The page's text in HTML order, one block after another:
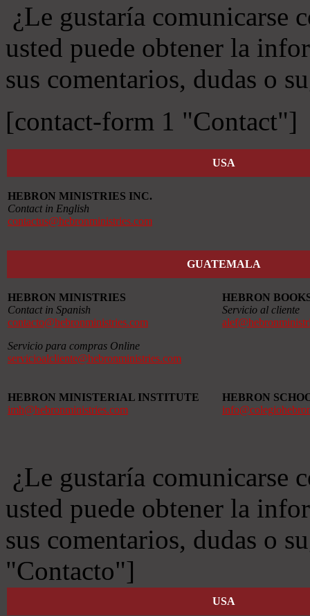
¿Le gustaría comunicarse
usted puede obtener la
sus comentarios, dudas o
[contact-form 1 "Contact"]
USA
HEBRON MINISTRIES INC.
Contact in English
contactus@hebronministries.com
GUATEMALA
HEBRON MINISTRIES
Contact in Spanish
contacto@hebronministries.com
Servicio para compras Online
servicioalcliente@hebronministries.com
HEBRON
Servicio al cliente
HEBRON MINISTERIAL INSTITUTE
imh@hebronministries.com
HEBRON
¿Le gustaría comunicarse
usted puede obtener la
sus comentarios, dudas o
"Contacto"]
USA